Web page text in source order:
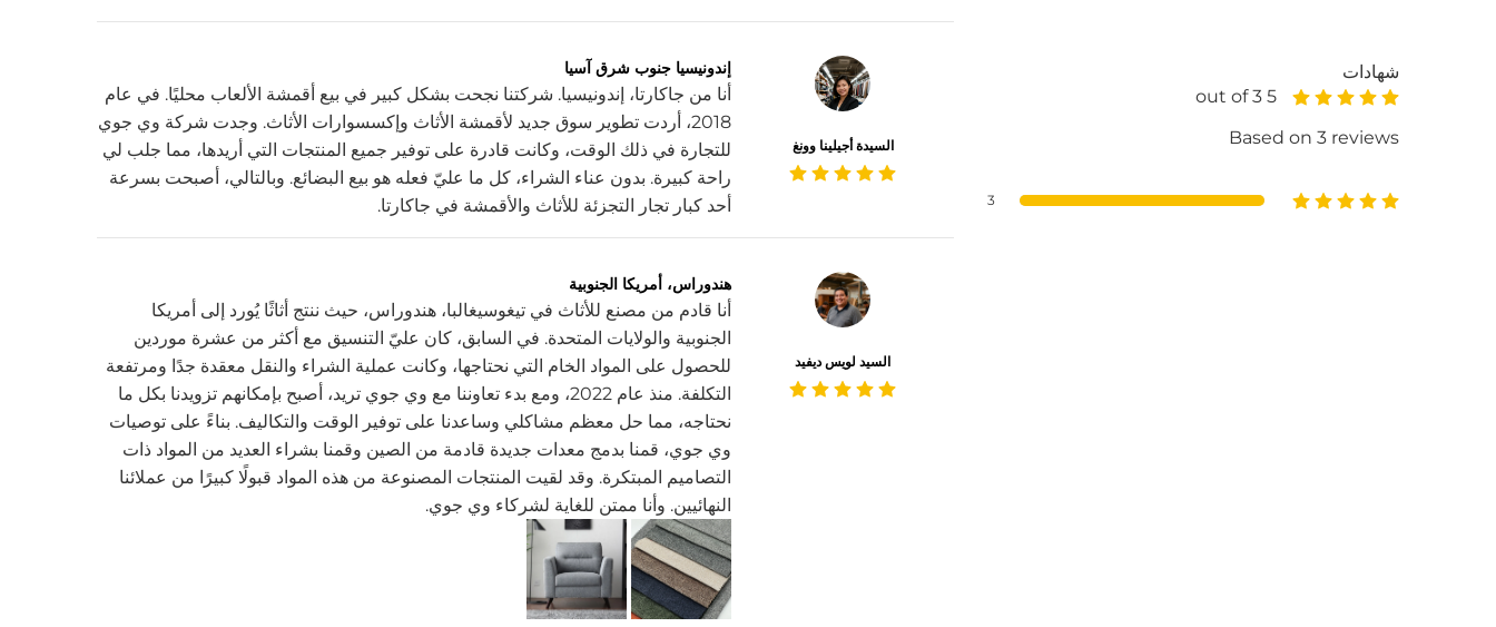
شهادات
5 out of 3
Based on 3 reviews
3
السيدة أجيلينا وونغ
إندونيسيا جنوب شرق آسيا
أنا من جاكارتا، إندونيسيا. شركتنا نجحت بشكل كبير في بيع أقمشة الألعاب محليًا. في عام
2018، أردت تطوير سوق جديد لأقمشة الأثاث وإكسسوارات الأثاث. وجدت شركة وي جوي
للتجارة في ذلك الوقت، وكانت قادرة على توفير جميع المنتجات التي أريدها، مما جلب لي
راحة كبيرة. بدون عناء الشراء، كل ما عليّ فعله هو بيع البضائع. وبالتالي، أصبحت بسرعة
أحد كبار تجار التجزئة للأثاث والأقمشة في جاكارتا.
السيد لويس ديفيد
هندوراس، أمريكا الجنوبية
أنا قادم من مصنع للأثاث في تيغوسيغالبا، هندوراس، حيث ننتج أثاثًا يُورد إلى أمريكا
الجنوبية والولايات المتحدة. في السابق، كان عليّ التنسيق مع أكثر من عشرة موردين
للحصول على المواد الخام التي نحتاجها، وكانت عملية الشراء والنقل معقدة جدًا ومرتفعة
التكلفة. منذ عام 2022، ومع بدء تعاوننا مع وي جوي تريد، أصبح بإمكانهم تزويدنا بكل ما
نحتاجه، مما حل معظم مشاكلي وساعدنا على توفير الوقت والتكاليف. بناءً على توصيات
وي جوي، قمنا بدمج معدات جديدة قادمة من الصين وقمنا بشراء العديد من المواد ذات
التصاميم المبتكرة. وقد لقيت المنتجات المصنوعة من هذه المواد قبولًا كبيرًا من عملائنا
النهائيين. وأنا ممتن للغاية لشركاء وي جوي.